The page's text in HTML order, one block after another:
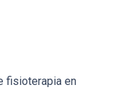
fisioterapia en